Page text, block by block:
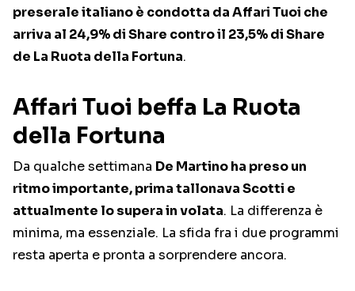
preserale italiano è condotta da Affari Tuoi che
arriva al 24,9% di Share contro il 23,5% di Share
de La Ruota della Fortuna.
Affari Tuoi beffa La Ruota
della Fortuna
Da qualche settimana De Martino ha preso un
ritmo importante, prima tallonava Scotti e
attualmente lo supera in volata. La differenza è
minima, ma essenziale. La sfida fra i due programmi
resta aperta e pronta a sorprendere ancora.